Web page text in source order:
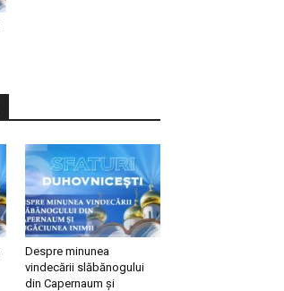
Despre minunea
vindecării slăbănogului
din Capernaum și